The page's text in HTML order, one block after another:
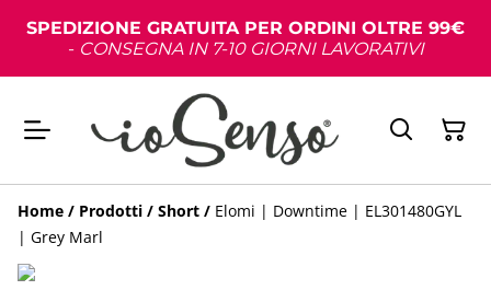
SPEDIZIONE GRATUITA PER ORDINI OLTRE 99€
- CONSEGNA IN 7-10 GIORNI LAVORATIVI
Home / Prodotti / Short / Elomi | Downtime | EL301480GYL
| Grey Marl